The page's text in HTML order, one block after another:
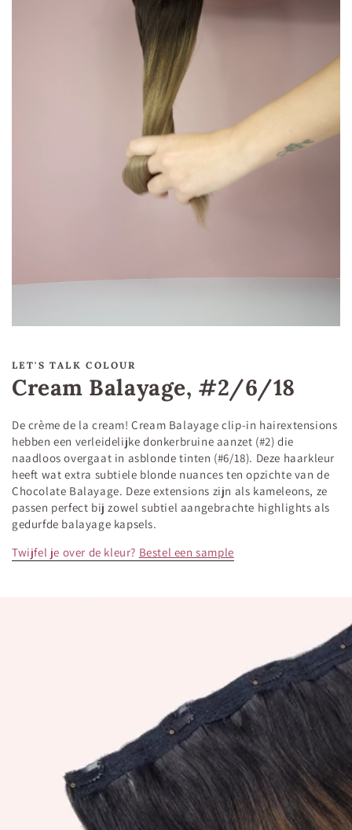
LET'S TALK COLOUR
Cream Balayage, #2/6/18
De crème de la cream! Cream Balayage clip-in hairextensions
hebben een verleidelijke donkerbruine aanzet (#2) die
naadloos overgaat in asblonde tinten (#6/18). Deze haarkleur
heeft wat extra subtiele blonde nuances ten opzichte van de
Chocolate Balayage. Deze extensions zijn als kameleons, ze
passen perfect bij zowel subtiel aangebrachte highlights als
gedurfde balayage kapsels.
Twijfel je over de kleur? Bestel een sample